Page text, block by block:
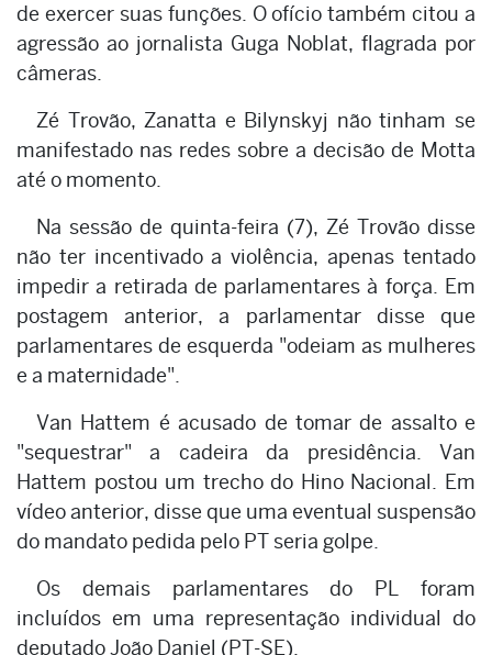
de exercer suas funções. O ofício também citou a
agressão ao jornalista Guga Noblat, flagrada por
câmeras.
Zé Trovão, Zanatta e Bilynskyj não tinham se
manifestado nas redes sobre a decisão de Motta
até o momento.
Na sessão de quinta-feira (7), Zé Trovão disse
não ter incentivado a violência, apenas tentado
impedir a retirada de parlamentares à força. Em
postagem anterior, a parlamentar disse que
parlamentares de esquerda "odeiam as mulheres
e a maternidade".
Van Hattem é acusado de tomar de assalto e
"sequestrar" a cadeira da presidência. Van
Hattem postou um trecho do Hino Nacional. Em
vídeo anterior, disse que uma eventual suspensão
do mandato pedida pelo PT seria golpe.
Os demais parlamentares do PL foram
incluídos em uma representação individual do
deputado João Daniel (PT-SE).